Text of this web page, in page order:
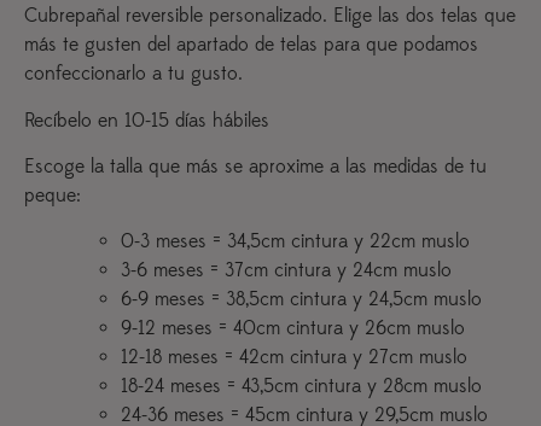
Cubrepañal reversible personalizado. Elige las dos telas que
más te gusten del apartado de telas para que podamos
confeccionarlo a tu gusto.
Recíbelo en 10-15 días hábiles
Escoge la talla que más se aproxime a las medidas de tu
peque:
0-3 meses = 34,5cm cintura y 22cm muslo
3-6 meses = 37cm cintura y 24cm muslo
6-9 meses = 38,5cm cintura y 24,5cm muslo
9-12 meses = 40cm cintura y 26cm muslo
12-18 meses = 42cm cintura y 27cm muslo
18-24 meses = 43,5cm cintura y 28cm muslo
24-36 meses = 45cm cintura y 29,5cm muslo